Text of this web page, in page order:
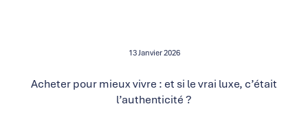
13 Janvier 2026
Acheter pour mieux vivre : et si le vrai luxe, c’était
l’authenticité ?